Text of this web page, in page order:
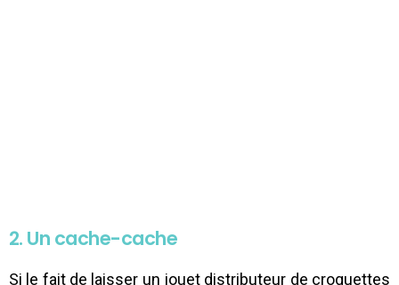
2. Un cache-cache
Si le fait de laisser un jouet distributeur de croquettes